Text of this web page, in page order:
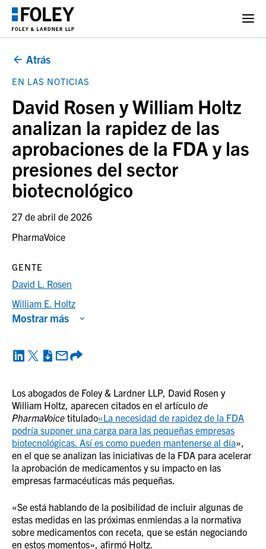
Atrás
EN LAS NOTICIAS
David Rosen y William Holtz
analizan la rapidez de las
aprobaciones de la FDA y las
presiones del sector
biotecnológico
27 de abril de 2026
PharmaVoice
Los abogados de Foley & Lardner LLP, David Rosen y
William Holtz, aparecen citados en el artículo de
PharmaVoice titulado«La necesidad de rapidez de la FDA
podría suponer una carga para las pequeñas empresas
biotecnológicas. Así es como pueden mantenerse al día»,
en el que se analizan las iniciativas de la FDA para acelerar
la aprobación de medicamentos y su impacto en las
empresas farmacéuticas más pequeñas.
«Se está hablando de la posibilidad de incluir algunas de
estas medidas en las próximas enmiendas a la normativa
sobre medicamentos con receta, que se están negociando
en estos momentos», afirmó Holtz.
GENTE
David L. Rosen
William E. Holtz
Mostrar más